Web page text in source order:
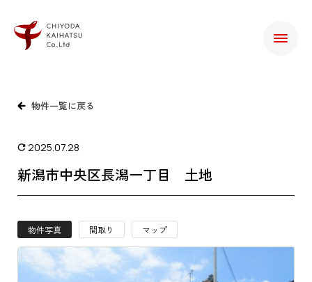
物件一覧に戻る
2025.07.28
新潟市中央区長潟一丁目 土地
物件写真 間取り マップ